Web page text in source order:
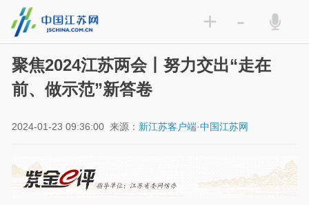
+ -
聚焦2024江苏两会丨努力交出“走在
前、做示范”新答卷
2024-01-23 09:36:00 来源： 新江苏客户端·中国江苏网